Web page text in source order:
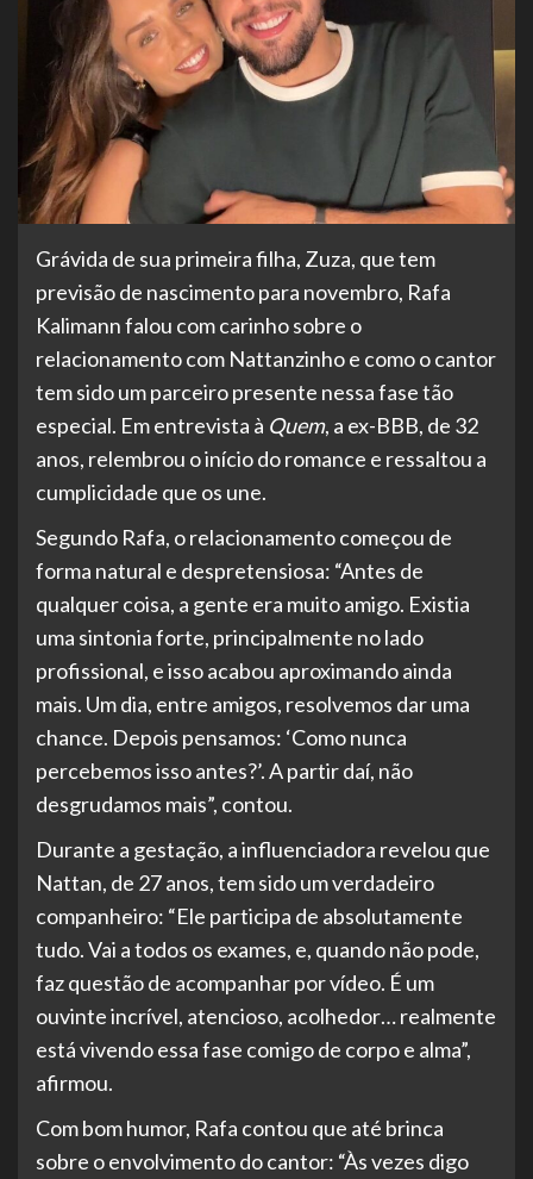
Grávida de sua primeira filha, Zuza, que tem
previsão de nascimento para novembro, Rafa
Kalimann falou com carinho sobre o
relacionamento com Nattanzinho e como o cantor
tem sido um parceiro presente nessa fase tão
especial. Em entrevista à Quem, a ex-BBB, de 32
anos, relembrou o início do romance e ressaltou a
cumplicidade que os une.
Segundo Rafa, o relacionamento começou de
forma natural e despretensiosa: “Antes de
qualquer coisa, a gente era muito amigo. Existia
uma sintonia forte, principalmente no lado
profissional, e isso acabou aproximando ainda
mais. Um dia, entre amigos, resolvemos dar uma
chance. Depois pensamos: ‘Como nunca
percebemos isso antes?’. A partir daí, não
desgrudamos mais”, contou.
Durante a gestação, a influenciadora revelou que
Nattan, de 27 anos, tem sido um verdadeiro
companheiro: “Ele participa de absolutamente
tudo. Vai a todos os exames, e, quando não pode,
faz questão de acompanhar por vídeo. É um
ouvinte incrível, atencioso, acolhedor… realmente
está vivendo essa fase comigo de corpo e alma”,
afirmou.
Com bom humor, Rafa contou que até brinca
sobre o envolvimento do cantor: “Às vezes digo